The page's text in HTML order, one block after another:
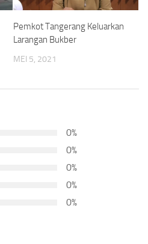
Pemkot Tangerang Keluarkan
Larangan Bukber
MEI 5, 2021
0%
0%
0%
0%
0%